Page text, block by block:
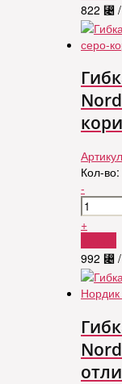
822 ⃄
Кол-во:
-
+
992 ⃄